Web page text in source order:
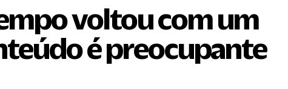
voltou com um
é preocupante